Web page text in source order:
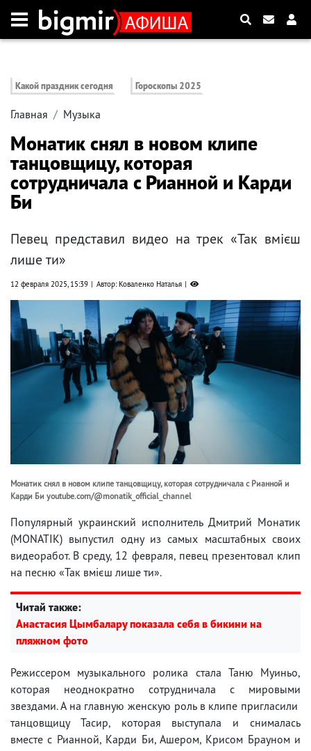
Какой праздник сегодня Гороскопы 2025
Главная Музыка
Монатик снял в новом клипе
танцовщицу, которая
сотрудничала с Рианной и Карди
Би
Певец представил видео на трек «Так вмієш
лише ти»
12 февраля 2025, 15:39 Автор: Коваленко Наталья
Монатик снял в новом клипе танцовщицу, которая сотрудничала с Рианной и
Карди Би youtube.com/@monatik_official_channel
Популярный украинский исполнитель Дмитрий Монатик
(MONATIK) выпустил одну из самых масштабных своих
видеоработ. В среду, 12 февраля, певец презентовал клип
на песню «Так вмієш лише ти».
Читай также:
Анастасия Цымбалару показала себя в бикини на
пляжном фото
Режиссером музыкального ролика стала Таню Муиньо,
которая неоднократно сотрудничала с мировыми
звездами. А на главную женскую роль в клипе пригласили
танцовщицу Тасир, которая выступала и снималась
вместе с Рианной, Карди Би, Ашером, Крисом Брауном и